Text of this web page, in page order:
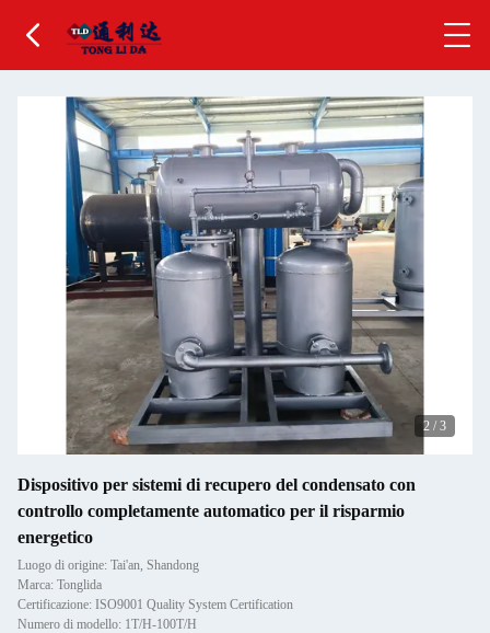
2 / 3
Dispositivo per sistemi di recupero del condensato con
controllo completamente automatico per il risparmio
energetico
Luogo di origine: Tai'an, Shandong
Marca: Tonglida
Certificazione: ISO9001 Quality System Certification
Numero di modello: 1T/H-100T/H